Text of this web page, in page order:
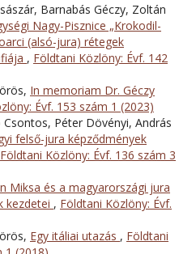
Barnabás Géczy, Zoltán
Nagy-Pisznice „Krokodil-
(alsó-jura) rétegek
, Földtani Közlöny: Évf. 142
In memoriam Dr. Géczy
Évf. 153 szám 1 (2023)
Péter Dövényi, András
felső-jura képződmények
Földtani Közlöny: Évf. 136 szám 3
Miksa és a magyarországi jura
kezdetei , Földtani Közlöny: Évf.
Egy itáliai utazás , Földtani